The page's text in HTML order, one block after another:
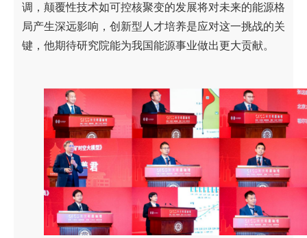
调，颠覆性技术如可控核聚变的发展将对未来的能源格
局产生深远影响，创新型人才培养是应对这一挑战的关
键，他期待研究院能为我国能源事业做出更大贡献。